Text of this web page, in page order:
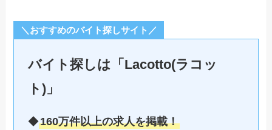
＼おすすめのバイト探しサイト／
バイト探しは「Lacotto(ラコッ
ト)」
◆160万件以上の求人を掲載！